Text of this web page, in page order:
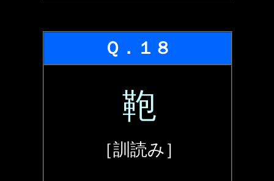
Ｑ．１８
鞄
［訓読み］